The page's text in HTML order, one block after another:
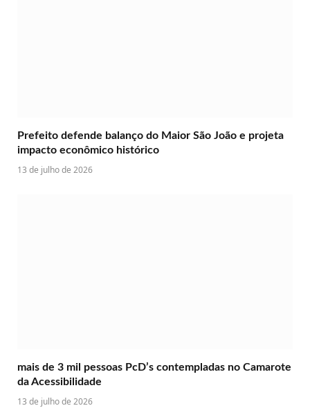
Prefeito defende balanço do Maior São João e projeta
impacto econômico histórico
13 de julho de 2026
mais de 3 mil pessoas PcD’s contempladas no Camarote
da Acessibilidade
13 de julho de 2026